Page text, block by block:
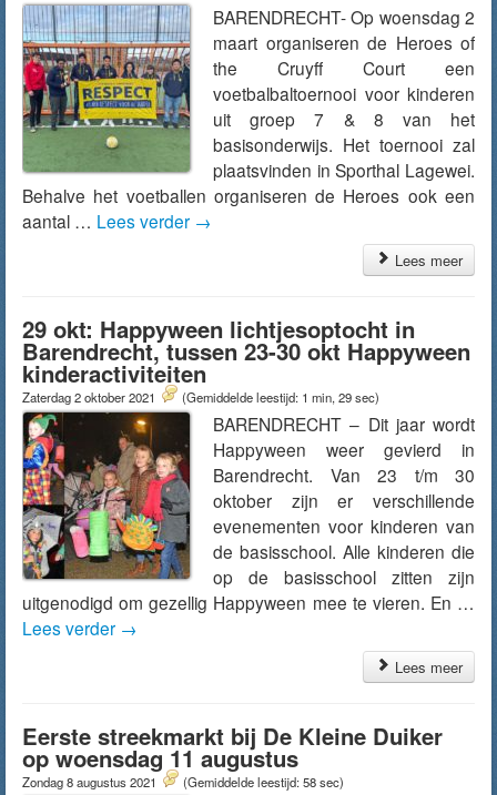
BARENDRECHT- Op woensdag 2
maart organiseren de Heroes of
the Cruyff Court een
voetbalbaltoernooi voor kinderen
uit groep 7 & 8 van het
basisonderwijs. Het toernooi zal
plaatsvinden in Sporthal Lagewei.
Behalve het voetballen organiseren de Heroes ook een
aantal … Lees verder →
Lees meer
29 okt: Happyween lichtjesoptocht in
Barendrecht, tussen 23-30 okt Happyween
kinderactiviteiten
Zaterdag 2 oktober 2021 (Gemiddelde leestijd: 1 min, 29 sec)
BARENDRECHT – Dit jaar wordt
Happyween weer gevierd in
Barendrecht. Van 23 t/m 30
oktober zijn er verschillende
evenementen voor kinderen van
de basisschool. Alle kinderen die
op de basisschool zitten zijn
uitgenodigd om gezellig Happyween mee te vieren. En …
Lees verder →
Lees meer
Eerste streekmarkt bij De Kleine Duiker
op woensdag 11 augustus
Zondag 8 augustus 2021 (Gemiddelde leestijd: 58 sec)